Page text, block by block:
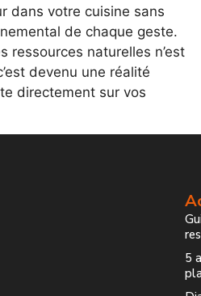
dans votre cuisine sans
de chaque geste.
ressources naturelles n’est
devenu une réalité
directement sur vos
5